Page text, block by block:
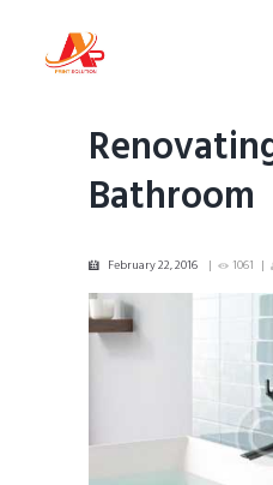
Bathroom
February 22, 2016 1061